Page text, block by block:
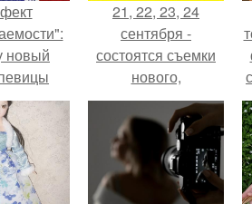
новый
о
21, 22, 23, 24
сентября -
состоятся съемки
нового,
художественного
фильма.